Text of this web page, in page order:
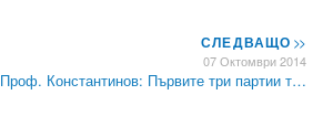
СЛЕДВАЩО>>
07 Октомври 2014
Проф. Константинов: Първите три партии т…